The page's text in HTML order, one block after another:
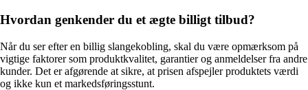
Hvordan genkender du et ægte billigt tilbud?
Når du ser efter en billig slangekobling, skal du være opmærksom på
vigtige faktorer som produktkvalitet, garantier og anmeldelser fra andre
kunder. Det er afgørende at sikre, at prisen afspejler produktets værdi
og ikke kun et markedsføringsstunt.